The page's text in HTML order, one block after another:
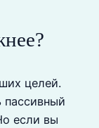
целей.
пассивный
если вы